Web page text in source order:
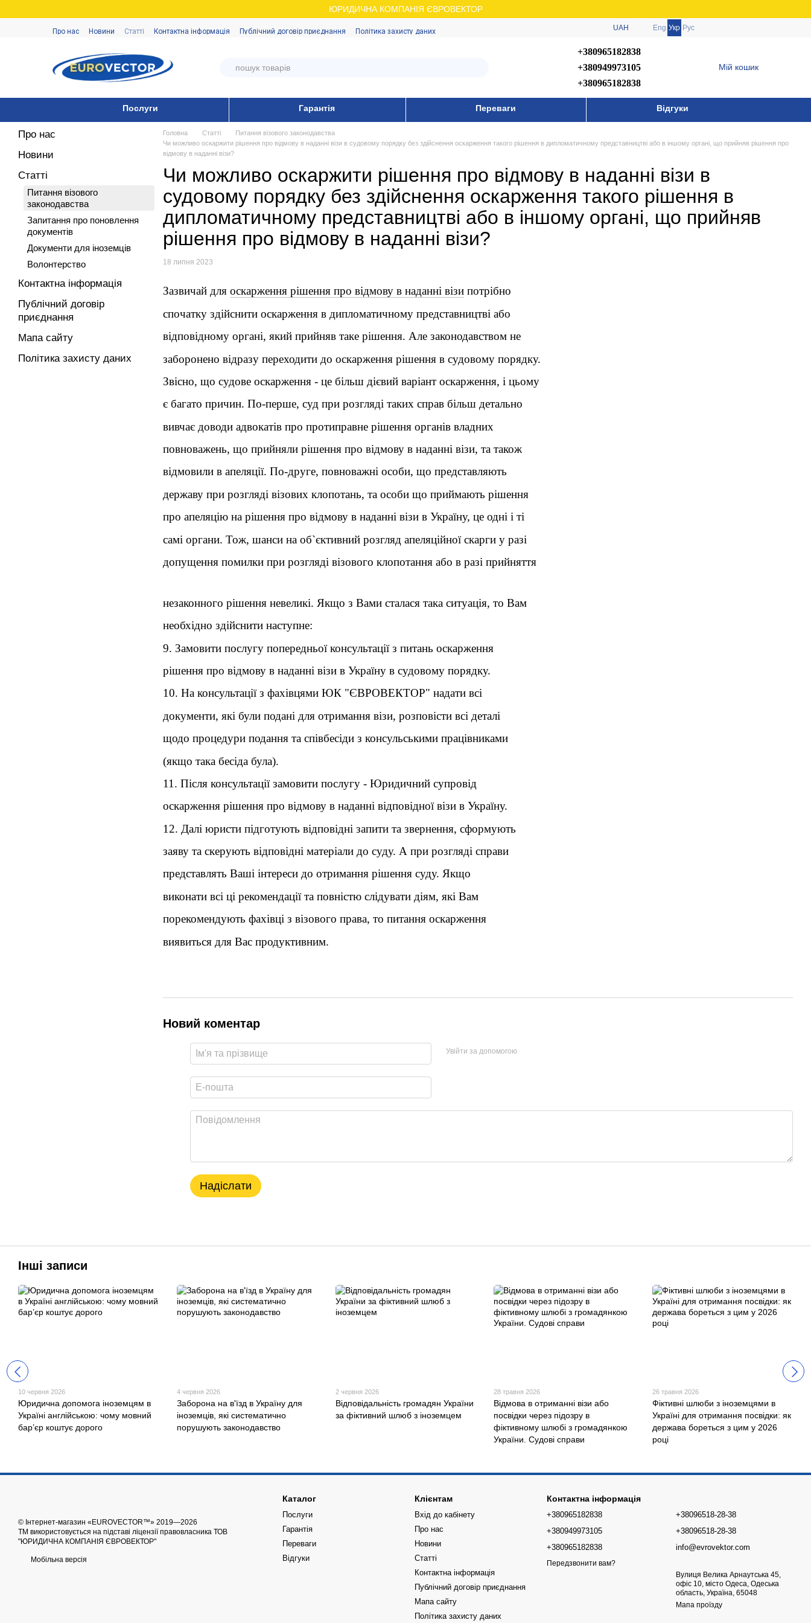
ЮРИДИЧНА КОМПАНІЯ ЄВРОВЕКТОР
Про нас Новини Статті Контактна інформація Публічний договір приєднання Політика захисту даних UAH Eng Укр Рус
+380965182838
+380949973105
+380965182838
Мій кошик
Послуги Гарантія Переваги Відгуки
Головна Статті
Питання візового законодавства
Чи можливо оскаржити рішення про відмову в наданні візи в судовому порядку без здійснення оскарження такого рішення в дипломатичному представництві або в іншому органі, що прийняв рішення про
відмову в наданні візи?
Чи можливо оскаржити рішення про відмову в наданні візи в
судовому порядку без здійснення оскарження такого рішення в
дипломатичному представництві або в іншому органі, що прийняв
рішення про відмову в наданні візи?
18 липня 2023
Зазвичай для оскарження рішення про відмову в наданні візи потрібно
спочатку здійснити оскарження в дипломатичному представництві або
відповідному органі, який прийняв таке рішення. Але законодавством не
заборонено відразу переходити до оскарження рішення в судовому порядку.
Звісно, що судове оскарження - це більш дієвий варіант оскарження, і цьому
є багато причин. По-перше, суд при розгляді таких справ більш детально
вивчає доводи адвокатів про протиправне рішення органів владних
повноважень, що прийняли рішення про відмову в наданні візи, та також
відмовили в апеляції. По-друге, повноважні особи, що представляють
державу при розгляді візових клопотань, та особи що приймають рішення
про апеляцію на рішення про відмову в наданні візи в Україну, це одні і ті
самі органи. Тож, шанси на об`єктивний розгляд апеляційної скарги у разі
допущення помилки при розгляді візового клопотання або в разі прийняття
незаконного рішення невеликі. Якщо з Вами сталася така ситуація, то Вам
необхідно здійснити наступне:
9. Замовити послугу попередньої консультації з питань оскарження
рішення про відмову в наданні візи в Україну в судовому порядку.
10. На консультації з фахівцями ЮК "ЄВРОВЕКТОР" надати всі
документи, які були подані для отримання візи, розповісти всі деталі
щодо процедури подання та співбесіди з консульськими працівниками
(якщо така бесіда була).
11. Після консультації замовити послугу - Юридичний супровід
оскарження рішення про відмову в наданні відповідної візи в Україну.
12. Далі юристи підготують відповідні запити та звернення, сформують
заяву та скерують відповідні матеріали до суду. А при розгляді справи
представлять Ваші інтереси до отримання рішення суду. Якщо
виконати всі ці рекомендації та повністю слідувати діям, які Вам
порекомендують фахівці з візового права, то питання оскарження
виявиться для Вас продуктивним.
Новий коментар
Увійти за допомогою
Надіслати
Про нас
Новини
Статті
Питання візового
законодавства
Запитання про поновлення
документів
Документи для іноземців
Волонтерство
Контактна інформація
Публічний договір
приєднання
Мапа сайту
Політика захисту даних
Інші записи
10 червня 2026
Юридична допомога іноземцям в
Україні англійською: чому мовний
бар’єр коштує дорого
4 червня 2026
Заборона на в'їзд в Україну для
іноземців, які систематично
порушують законодавство
2 червня 2026
Відповідальність громадян України
за фіктивний шлюб з іноземцем
28 травня 2026
Відмова в отриманні візи або
посвідки через підозру в
фіктивному шлюбі з громадянкою
України. Судові справи
26 травня 2026
Фіктивні шлюби з іноземцями в
Україні для отримання посвідки: як
держава бореться з цим у 2026
році
© Інтернет-магазин «EUROVECTOR™» 2019—2026
ТМ використовується на підставі ліцензії правовласника ТОВ
"ЮРИДИЧНА КОМПАНІЯ ЄВРОВЕКТОР"
Мобільна версія
Каталог
Послуги
Гарантія
Переваги
Відгуки
Клієнтам
Вхід до кабінету
Про нас
Новини
Статті
Контактна інформація
Публічний договір приєднання
Мапа сайту
Політика захисту даних
Контактна інформація
+380965182838
+380949973105
+380965182838
Передзвонити вам?
+38096518-28-38
+38096518-28-38
info@evrovektor.com
Вулиця Велика Арнаутська 45,
офіс 10, місто Одеса, Одеська
область, Україна, 65048
Мапа проїзду